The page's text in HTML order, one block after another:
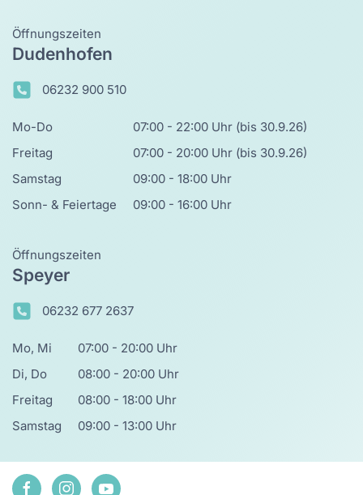
Öffnungszeiten
Dudenhofen
06232 900 510
Mo-Do
07:00 - 22:00 Uhr (bis 30.9.26)
Freitag
07:00 - 20:00 Uhr (bis 30.9.26)
Samstag
09:00 - 18:00 Uhr
Sonn- & Feiertage
09:00 - 16:00 Uhr
Öffnungszeiten
Speyer
06232 677 2637
Mo, Mi
07:00 - 20:00 Uhr
Di, Do
08:00 - 20:00 Uhr
Freitag
08:00 - 18:00 Uhr
Samstag
09:00 - 13:00 Uhr